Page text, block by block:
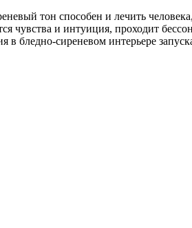
тон способен и лечить
чувства и интуиция, проходит
в бледно-сиреневом интерьере